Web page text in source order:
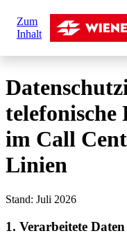
Zum
Inhalt
sind
hier:
Startseite
im Call
Linien
Stand: Juli 2026
1. Verarbeitete